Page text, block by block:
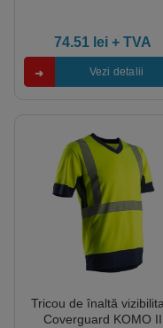
74.51 lei + TVA
Vezi detalii
Tricou de înaltă
Coverguard KOMO II